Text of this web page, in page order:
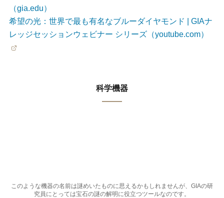
（gia.edu）
希望の光：世界で最も有名なブルーダイヤモンド | GIAナ
レッジセッションウェビナー シリーズ（youtube.com）
科学機器
このような機器の名前は謎めいたものに思えるかもしれませんが、GIAの研
究員にとっては宝石の謎の解明に役立つツールなのです。